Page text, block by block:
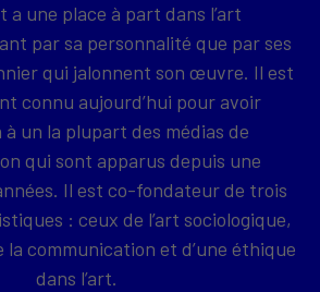
a une place à part dans l’art
par sa personnalité que par ses
qui jalonnent son œuvre. Il est
connu aujourd’hui pour avoir
un la plupart des médias de
qui sont apparus depuis une
Il est co-fondateur de trois
: ceux de l’art sociologique,
la communication et d’une éthique
dans l’art.